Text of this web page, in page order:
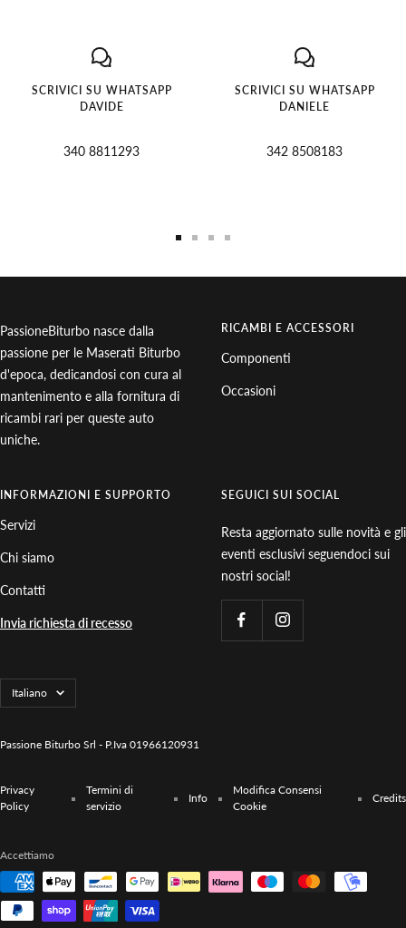
SCRIVICI SU WHATSAPP
DAVIDE
340 8811293
SCRIVICI SU WHATSAPP
DANIELE
342 8508183
PassioneBiturbo nasce dalla
passione per le Maserati Biturbo
d'epoca, dedicandosi con cura al
mantenimento e alla fornitura di
ricambi rari per queste auto
uniche.
RICAMBI E ACCESSORI
Componenti
Occasioni
INFORMAZIONI E SUPPORTO
Servizi
Chi siamo
Contatti
Invia richiesta di recesso
SEGUICI SUI SOCIAL
Resta aggiornato sulle novità e gli
eventi esclusivi seguendoci sui
nostri social!
Lingua
Italiano
Passione Biturbo Srl - P.Iva 01966120931
Privacy
Policy
Termini di
servizio
Info
Modifica Consensi
Cookie
Credits
Accettiamo